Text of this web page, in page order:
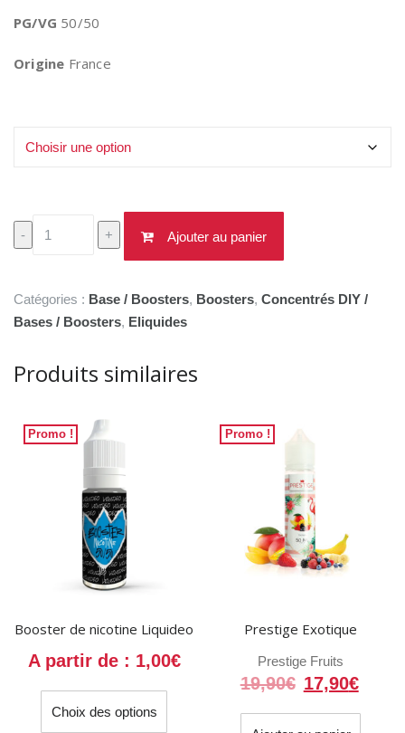
PG/VG 50/50
Origine France
-
quantité
de
Sel
+ Ajouter au panier
Catégories : Base / Boosters, Boosters, Concentrés DIY /
Bases / Boosters, Eliquides
Produits similaires
Promo !
Booster de nicotine Liquideo
A partir de : 1,00€
Choix des options
Ce
Promo !
Prestige Exotique
Prestige Fruits
19,90€ Le
initial
17,90€